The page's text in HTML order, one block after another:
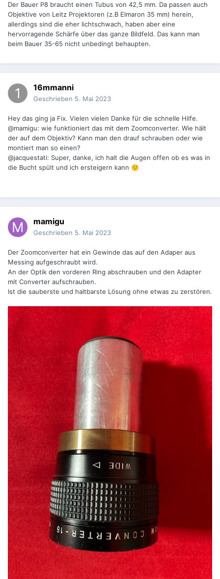
Der Bauer P8 braucht einen Tubus von 42,5 mm. Da passen auch
Objektive von Leitz Projektoren (z.B Elmaron 35 mm) herein,
allerdings sind die eher lichtschwach, haben aber eine
hervorragende Schärfe über das ganze Bildfeld. Das kann man
beim Bauer 35-65 nicht unbedingt behaupten.
16mmanni
Geschrieben 5. Mai 2023
Hey das ging ja Fix. Vielen vielen Danke für die schnelle Hilfe.
@mamigu: wie funktioniert das mit dem Zoomconverter. Wie hält
der auf dem Objektiv? Kann man den drauf schrauben oder wie
montiert man so einen?
@jacquestati: Super, danke, ich halt die Augen offen ob es was in
die Bucht spült und ich ersteigern kann 🙂
mamigu
Geschrieben 5. Mai 2023
Der Zoomconverter hat ein Gewinde das auf den Adaper aus
Messing aufgeschraubt wird.
An der Optik den vorderen Ring abschrauben und den Adapter
mit Converter aufschrauben.
Ist die sauberste und haltbarste Lösung ohne etwas zu zerstören.